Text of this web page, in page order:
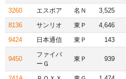
3260 エスポア 名Ｎ 3,525
8136
サンリオ 東Ｐ 4,646
9424
日本通信 東Ｐ 143
9450
ファイバ
ーＧ
東Ｐ 939